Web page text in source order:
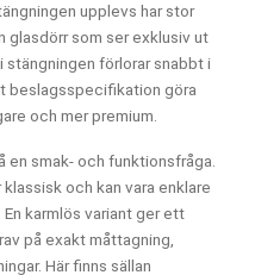
upplevs har stor
som ser exklusiv ut
stängningen förlorar snabbt i
beslagsspecifikation göra
och mer premium.
en smak- och funktionsfråga.
och kan vara enklare
karmlös variant ger ett
på exakt måttagning,
Här finns sällan